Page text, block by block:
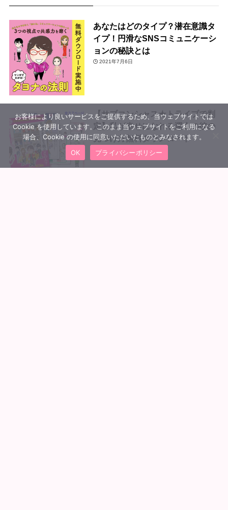
あなたはどのタイプ？潜在意識タ
イプ！円滑なSNSコミュニケーシ
ョンの秘訣とは
2021年7月6日
【サブコンシャス★トライブで判
定】私が幸せになれる運命の彼の
見つけ方無料ダウンロード
2018年7月10日
お客様により良いサービスをご提供するため、当ウェブサイトでは
Cookie を使用しています。このまま当ウェブサイトをご利用になる
場合、Cookie の使用に同意いただいたものとみなされます。
OK
プライバシーポリシー